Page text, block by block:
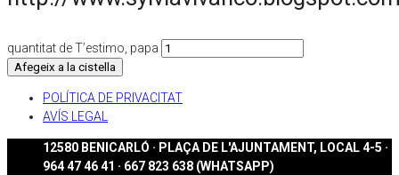
quantitat de T’estimo, papa
Afegeix a la cistella
POLÍTICA DE PRIVACITAT
AVÍS LEGAL
12580 BENICARLÓ · PLAÇA DE L'AJUNTAMENT, LOCAL 4-5 ·
964 47 46 41 · 667 823 638 (WHATSAPP)